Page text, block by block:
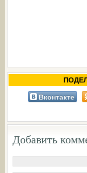
Вконтакте
Добавить